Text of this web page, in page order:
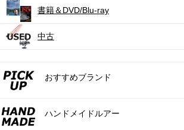
書籍＆DVD/Blu-ray
中古
おすすめブランド
ハンドメイドルアー